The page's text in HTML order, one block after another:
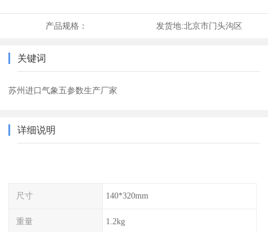
产品规格： 发货地:北京市门头沟区
关键词
苏州进口气象五参数生产厂家
详细说明
尺寸 140*320mm
重量 1.2kg